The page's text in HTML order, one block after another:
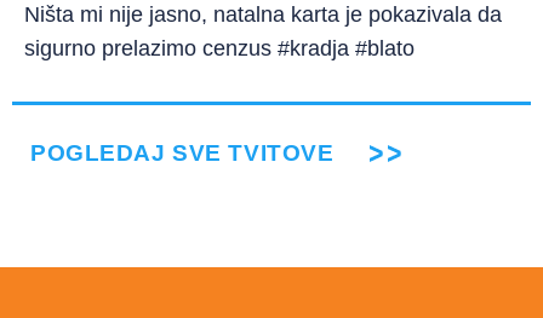
Ništa mi nije jasno, natalna karta je pokazivala da
sigurno prelazimo cenzus #kradja #blato
POGLEDAJ SVE TVITOVE